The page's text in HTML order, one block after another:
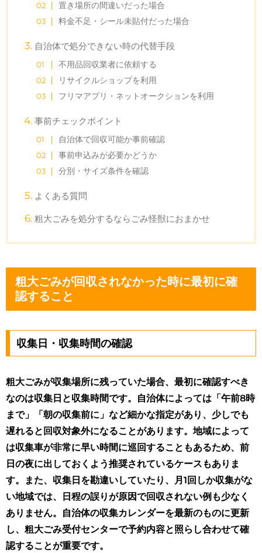
置き場所の間違いだった場合
料金不足・シール未貼付だった場合
自治体で処分できない時の代替手段
不用品回収業者に依頼する
リサイクルショップを利用
フリマアプリ・ネットオークションを利用
事前チェックポイント
自治体で回収可能か事前確認
事前申込みが必要かどうか
分別・サイズ条件を確認
よくある質問
粗大ごみを処分するならごみ怪獣におまかせ
粗大ごみが回収されなかった時に最初に確
認すること
収集日・収集時間の確認
粗大ごみが収集場所に残っていた場合、最初に確認すべき
なのは収集日と収集時間です。自治体によっては「午前8時
まで」「朝の収集前に」など細かな指定があり、少しでも
遅れると回収対象外になることがあります。地域によって
は収集車が非常に早い時間に巡回することもあるため、前
日の夜に出しておくよう推奨されているケースもありま
す。また、収集日を勘違いしていたり、月1回しか収集がな
い地域では、日程の誤りが原因で回収されない例も少なく
ありません。自治体の収集カレンダーを最新のものに更新
し、粗大ごみ受付センターで予約内容と照らし合わせて確
認することが重要です。